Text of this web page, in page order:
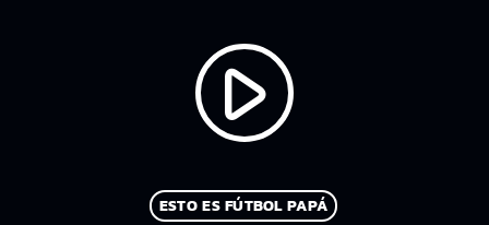
play_arrow
ESTO ES FÚTBOL PAPÁ